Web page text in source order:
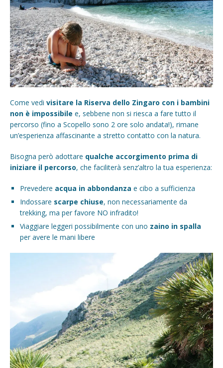
Come vedi visitare la Riserva dello Zingaro con i bambini
non è impossibile e, sebbene non si riesca a fare tutto il
percorso (fino a Scopello sono 2 ore solo andata!), rimane
un’esperienza affascinante a stretto contatto con la natura.
Bisogna però adottare qualche accorgimento prima di
iniziare il percorso, che faciliterà senz’altro la tua esperienza:
Prevedere acqua in abbondanza e cibo a sufficienza
Indossare scarpe chiuse, non necessariamente da
trekking, ma per favore NO infradito!
Viaggiare leggeri possibilmente con uno zaino in spalla
per avere le mani libere